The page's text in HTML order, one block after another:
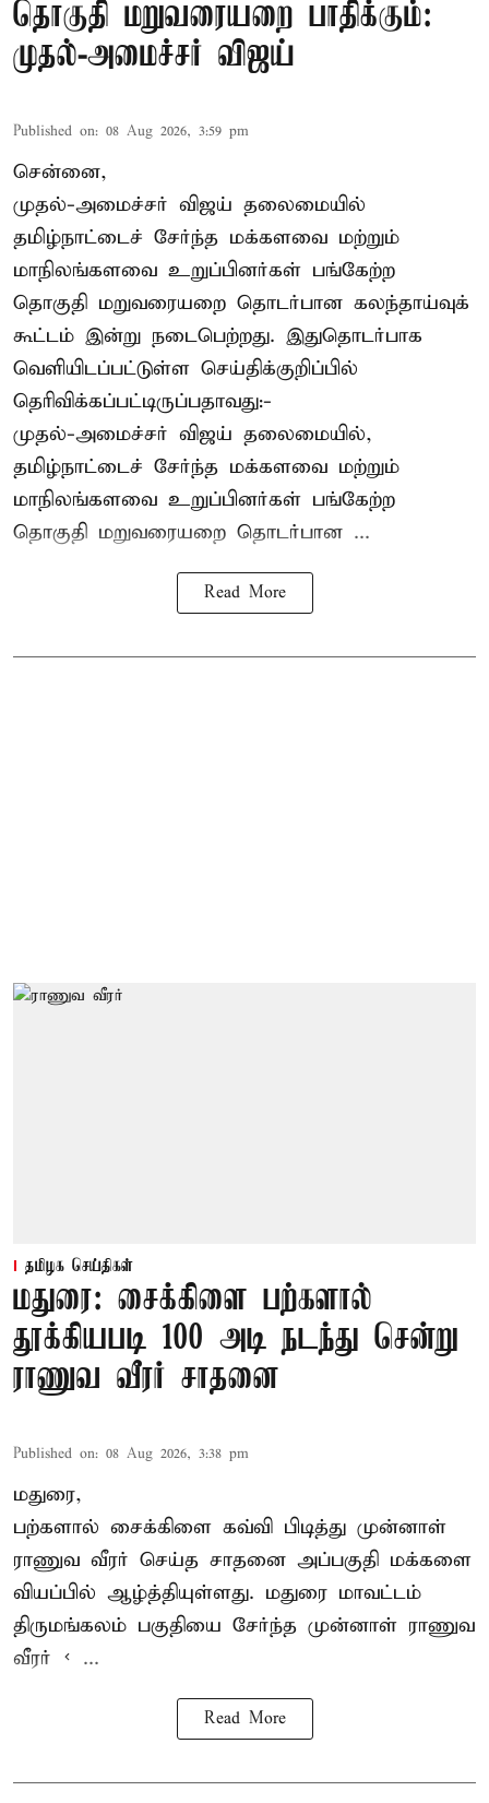
தொகுதி மறுவரையறை பாதிக்கும்:
முதல்-அமைச்சர் விஜய்
Published on: 08 Aug 2026, 3:59 pm
சென்னை,
முதல்-அமைச்சர் விஜய் தலைமையில்
தமிழ்நாட்டைச் சேர்ந்த மக்களவை மற்றும்
மாநிலங்களவை உறுப்பினர்கள் பங்கேற்ற
தொகுதி மறுவரையறை தொடர்பான கலந்தாய்வுக்
கூட்டம் இன்று நடைபெற்றது. இதுதொடர்பாக
வெளியிடப்பட்டுள்ள செய்திக்குறிப்பில்
தெரிவிக்கப்பட்டிருப்பதாவது:-
முதல்-அமைச்சர் விஜய் தலைமையில்,
தமிழ்நாட்டைச் சேர்ந்த மக்களவை மற்றும்
மாநிலங்களவை உறுப்பினர்கள் பங்கேற்ற
தொகுதி மறுவரையறை தொடர்பான ...
Read More
தமிழக செய்திகள்
மதுரை: சைக்கிளை பற்களால்
தூக்கியபடி 100 அடி நடந்து சென்று
ராணுவ வீரர் சாதனை
Published on: 08 Aug 2026, 3:38 pm
மதுரை,
பற்களால் சைக்கிளை கவ்வி பிடித்து முன்னாள்
ராணுவ வீரர் செய்த சாதனை அப்பகுதி மக்களை
வியப்பில் ஆழ்த்தியுள்ளது. மதுரை மாவட்டம்
திருமங்கலம் பகுதியை சேர்ந்த முன்னாள் ராணுவ
வீரர் < ...
Read More